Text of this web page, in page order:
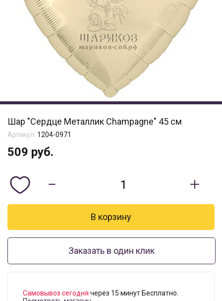
Шар "Сердце Металлик Сhampagne" 45 см
Артикул: 1204-0971
509 руб.
Заказать в один клик
Самовывоз сегодня через 15 минут Бесплатно.